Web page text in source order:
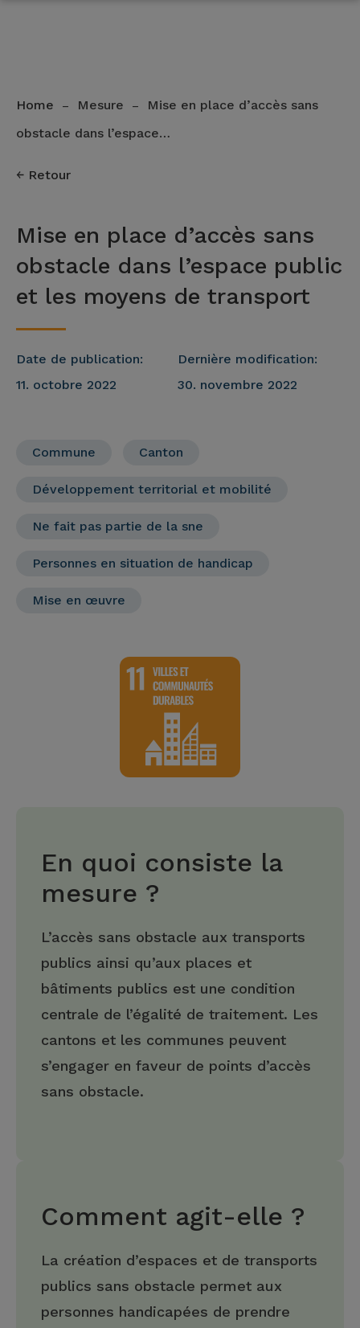
Home – Mesure –
Mise en place d’accès sans
obstacle dans l’espace…
Retour
Mise en place d’accès sans
obstacle dans l’espace public
et les moyens de transport
Date de publication:
11. octobre 2022
Dernière modification:
30. novembre 2022
Commune Canton
Développement territorial et mobilité
Ne fait pas partie de la sne
Personnes en situation de handicap
Mise en œuvre
En quoi consiste la
mesure ?
L’accès sans obstacle aux transports
publics ainsi qu’aux places et
bâtiments publics est une condition
centrale de l’égalité de traitement. Les
cantons et les communes peuvent
s’engager en faveur de points d’accès
sans obstacle.
Comment agit-elle ?
La création d’espaces et de transports
publics sans obstacle permet aux
personnes handicapées de prendre